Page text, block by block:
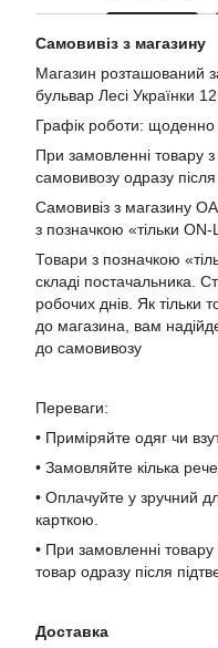
Самовивіз з магазину
Магазин розташований
бульвар Лесі Українки
Графік роботи:
При замовленні товару
самовивозу одразу
Самовивіз з магазину
з позначкою «тільки ON-
Товари з позначкою
складі постачальника.
робочих днів. Як тільки
до магазина, вам
до самовивозу
Переваги:
• Приміряйте одяг чи
• Замовляйте кілька
• Оплачуйте у зручний
карткою.
• При замовленні
товар одразу після
Доставка